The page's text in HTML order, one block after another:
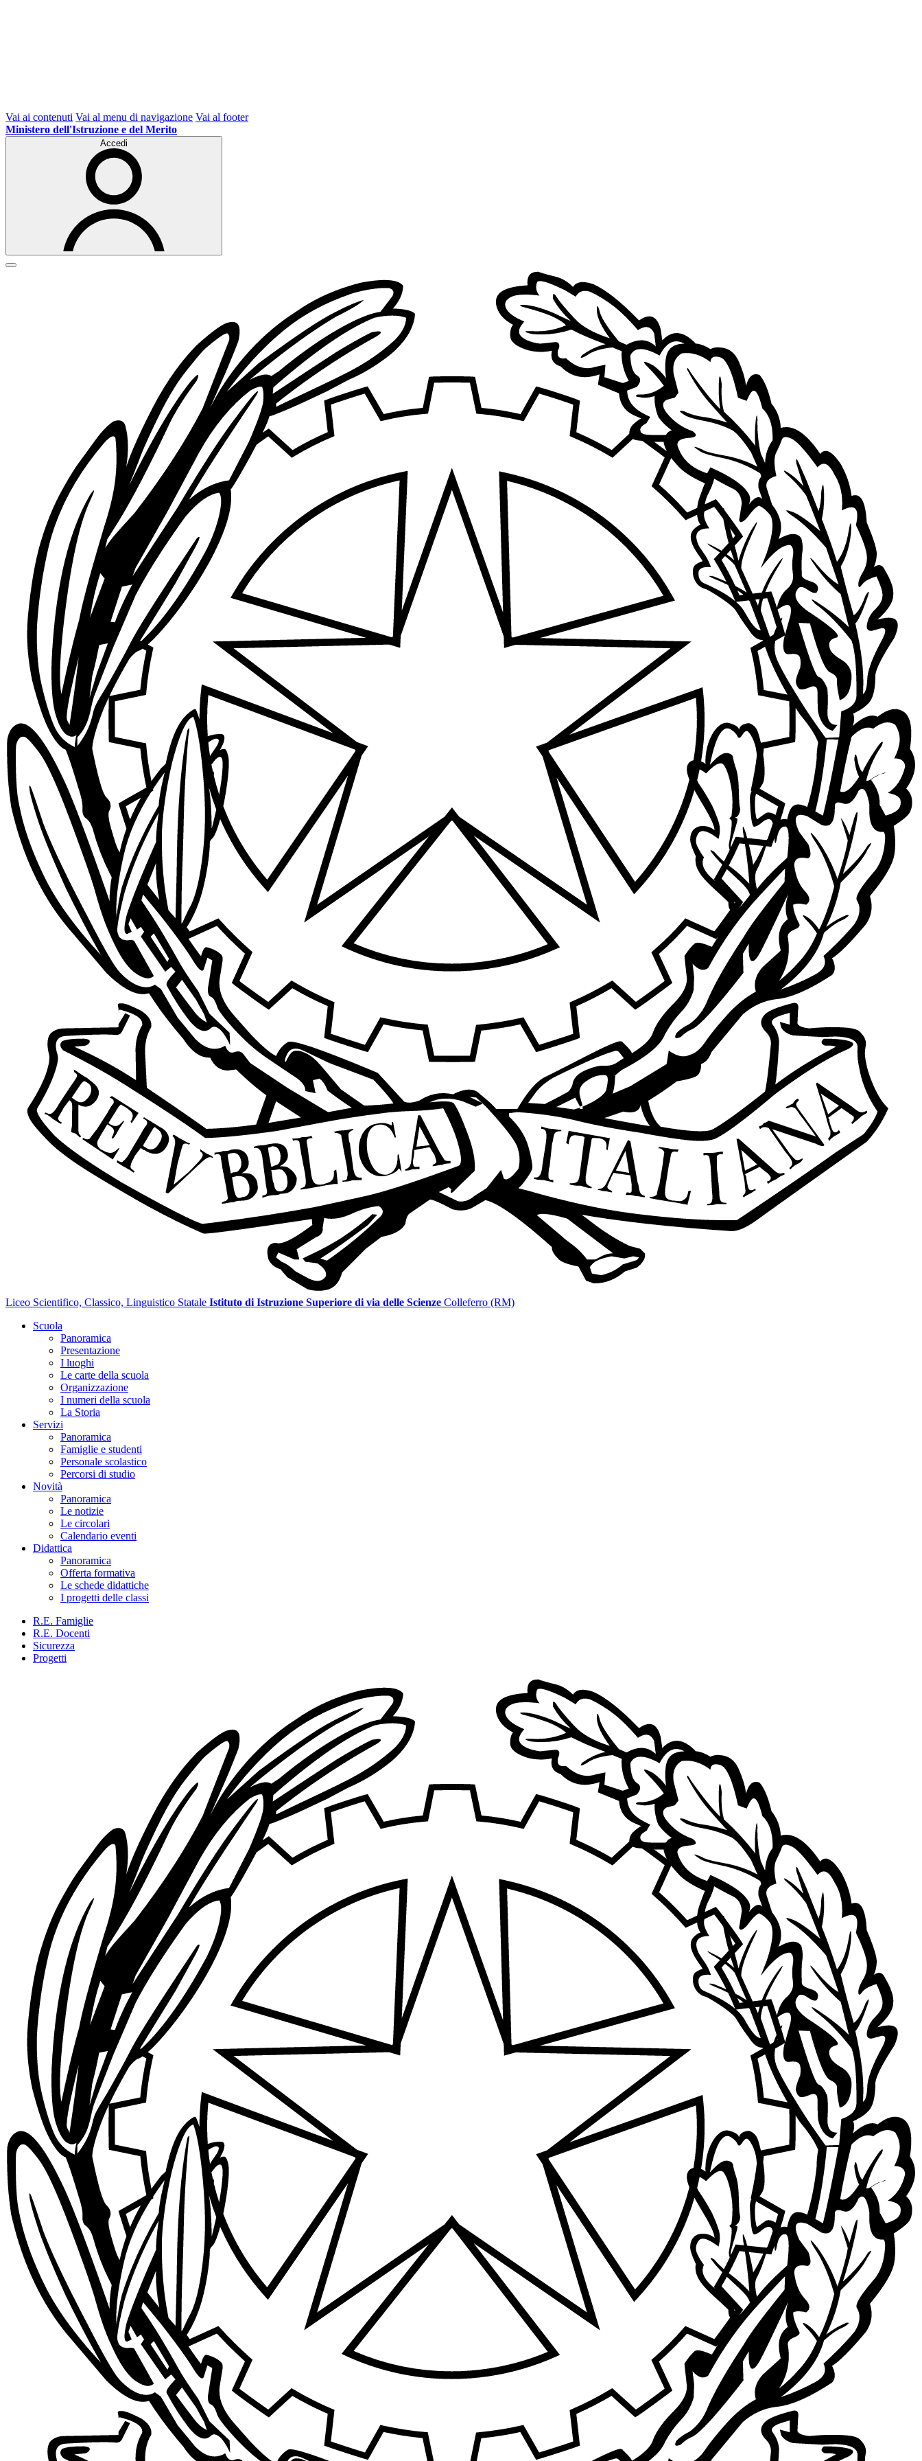
Vai ai contenuti Vai al menu di navigazione Vai al footer
Ministero dell'Istruzione e del Merito
Accedi
Liceo Scientifico, Classico, Linguistico Statale Istituto di Istruzione Superiore di via delle Scienze Colleferro (RM)
Scuola
Panoramica
Presentazione
I luoghi
Le carte della scuola
Organizzazione
I numeri della scuola
La Storia
Servizi
Panoramica
Famiglie e studenti
Personale scolastico
Percorsi di studio
Novità
Panoramica
Le notizie
Le circolari
Calendario eventi
Didattica
Panoramica
Offerta formativa
Le schede didattiche
I progetti delle classi
R.E. Famiglie
R.E. Docenti
Sicurezza
Progetti